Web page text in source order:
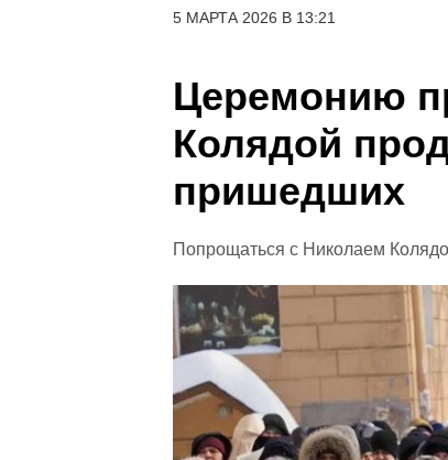
5 МАРТА 2026 В 13:21
Церемонию
Колядой
пришедших
Попрощаться с Николаем